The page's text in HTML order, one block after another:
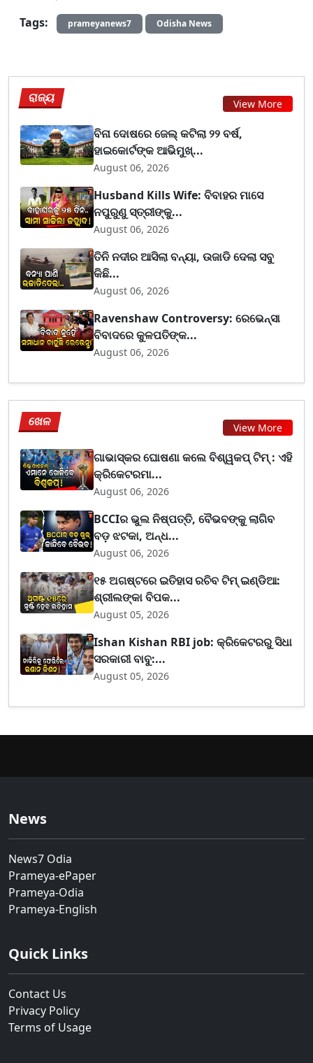
Tags:
prameyanews7 Odisha News
ରାଜ୍ୟ View More
ବିନା ଦୋଷରେ ଜେଲ୍ କଟିଲା ୨୨ ବର୍ଷ,
ହାଇକୋର୍ଟଙ୍କ ଆଭିମୁଖ୍...
August 06, 2026
Husband Kills Wife: ବିବାହର ମାସେ
ନପୁରୁଣୁ ସ୍ତ୍ରୀଙ୍କୁ...
August 06, 2026
ତିନି ନଦୀର ଆସିଲା ବନ୍ୟା, ଉଜାଡି ଦେଲା ସବୁ
କିଛି...
August 06, 2026
Ravenshaw Controversy: ରେଭେନ୍ସା
ବିବାଦରେ କୁଳପତିଙ୍କ...
August 06, 2026
ଖେଳ View More
ଗାଭାସ୍କର ଘୋଷଣା କଲେ ବିଶ୍ୱକପ୍ ଟିମ୍ : ଏହି
କ୍ରିକେଟରମା...
August 06, 2026
BCCIର ଭୁଲ ନିଷ୍ପତ୍ତି, ବୈଭବଙ୍କୁ ଲାଗିବ
ବଡ଼ ଝଟକା, ଅନ୍ଧ...
August 06, 2026
୧୫ ଅଗଷ୍ଟରେ ଇତିହାସ ରଚିବ ଟିମ୍ ଇଣ୍ଡିଆ:
ଶ୍ରୀଲଙ୍କା ବିପକ...
August 05, 2026
Ishan Kishan RBI job: କ୍ରିକେଟରରୁ ସିଧା
ସରକାରୀ ବାବୁ:...
August 05, 2026
News
News7 Odia
Prameya-ePaper
Prameya-Odia
Prameya-English
Quick Links
Contact Us
Privacy Policy
Terms of Usage